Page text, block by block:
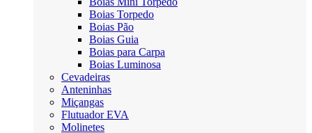
Boias Torpedo
Boias Pão
Boias Guia
Boias para Carpa
Boias Luminosa
Cevadeiras
Anteninhas
Miçangas
Flutuador EVA
Molinetes